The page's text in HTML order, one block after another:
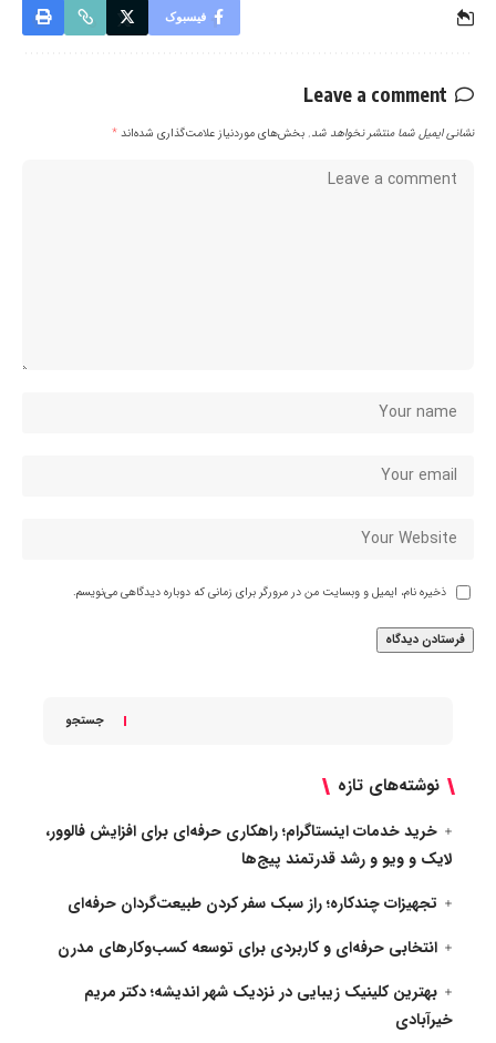
فیسبوک
Leave a comment
نشانی ایمیل شما منتشر نخواهد شد. بخش‌های موردنیاز علامت‌گذاری شده‌اند*
ذخیره نام، ایمیل و وبسایت من در مرورگر برای زمانی که دوباره دیدگاهی می‌نویسم.
جستجو
نوشته‌های تازه
خرید خدمات اینستاگرام؛ راهکاری حرفه‌ای برای افزایش فالوور،
لایک و ویو و رشد قدرتمند پیج‌ها
تجهیزات چندکاره؛ راز سبک سفر کردن طبیعت‌گردان حرفه‌ای
انتخابی حرفه‌ای و کاربردی برای توسعه کسب‌وکارهای مدرن
بهترین کلینیک زیبایی در نزدیک شهر اندیشه؛ دکتر مریم
خیرآبادی